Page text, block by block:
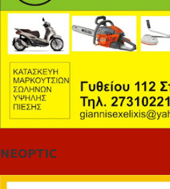
NEOPTIC